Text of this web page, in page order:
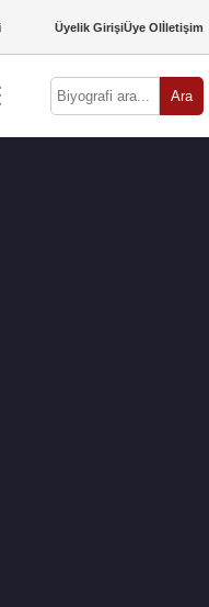
Üyelik GirişiÜye Olİletişim
Ara